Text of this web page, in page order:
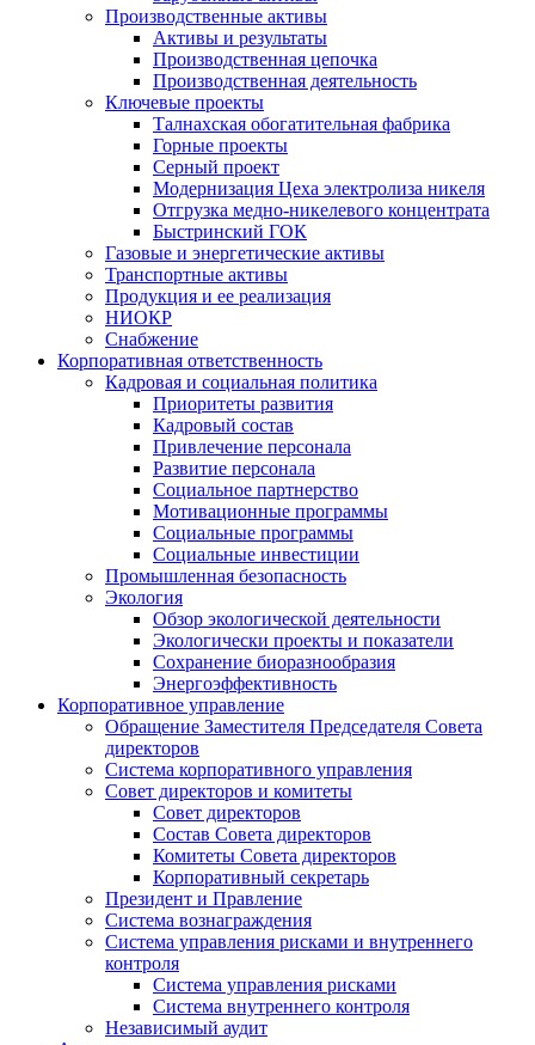
Производственные активы
Активы и результаты
Производственная цепочка
Производственная деятельность
Ключевые проекты
Талнахская обогатительная фабрика
Горные проекты
Серный проект
Модернизация Цеха электролиза никеля
Отгрузка медно-никелевого концентрата
Быстринский ГОК
Газовые и энергетические активы
Транспортные активы
Продукция и ее реализация
НИОКР
Снабжение
Корпоративная ответственность
Кадровая и социальная политика
Приоритеты развития
Кадровый состав
Привлечение персонала
Развитие персонала
Социальное партнерство
Мотивационные программы
Социальные программы
Социальные инвестиции
Промышленная безопасность
Экология
Обзор экологической деятельности
Экологически проекты и показатели
Сохранение биоразнообразия
Энергоэффективность
Корпоративное управление
Обращение Заместителя Председателя Совета
директоров
Система корпоративного управления
Совет директоров и комитеты
Совет директоров
Состав Совета директоров
Комитеты Совета директоров
Корпоративный секретарь
Президент и Правление
Система вознаграждения
Система управления рисками и внутреннего
контроля
Система управления рисками
Система внутреннего контроля
Независимый аудит